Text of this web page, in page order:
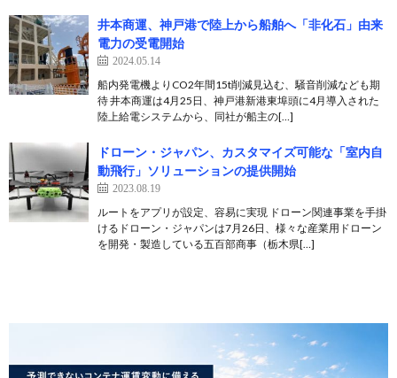
井本商運、神戸港で陸上から船舶へ「非化石」由来
電力の受電開始
2024.05.14
船内発電機よりCO2年間15t削減見込む、騒音削減なども期
待 井本商運は4月25日、神戸港新港東埠頭に4月導入された
陸上給電システムから、同社が船主の[…]
ドローン・ジャパン、カスタマイズ可能な「室内自
動飛行」ソリューションの提供開始
2023.08.19
ルートをアプリが設定、容易に実現 ドローン関連事業を手掛
けるドローン・ジャパンは7月26日、様々な産業用ドローン
を開発・製造している五百部商事（栃木県[…]